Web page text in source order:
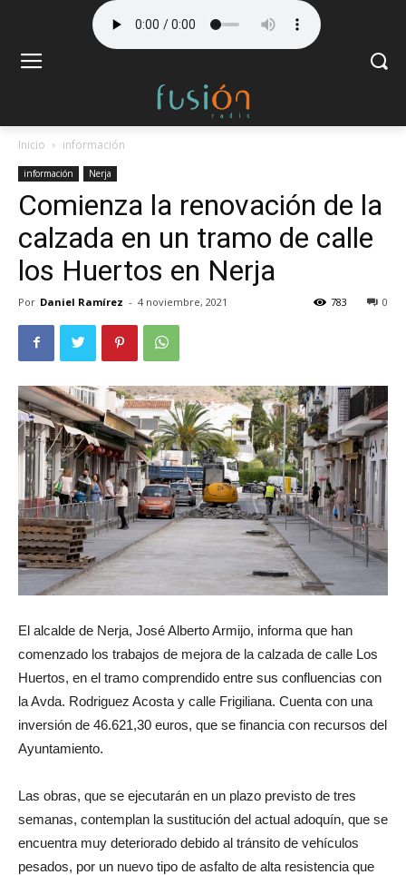
Inicio información
información Nerja
Comienza la renovación de la
calzada en un tramo de calle
los Huertos en Nerja
Por Daniel Ramírez - 4 noviembre, 2021 0
783
El alcalde de Nerja, José Alberto Armijo, informa que han
comenzado los trabajos de mejora de la calzada de calle Los
Huertos, en el tramo comprendido entre sus confluencias con
la Avda. Rodriguez Acosta y calle Frigiliana. Cuenta con una
inversión de 46.621,30 euros, que se financia con recursos del
Ayuntamiento.
Las obras, que se ejecutarán en un plazo previsto de tres
semanas, contemplan la sustitución del actual adoquín, que se
encuentra muy deteriorado debido al tránsito de vehículos
pesados, por un nuevo tipo de asfalto de alta resistencia que